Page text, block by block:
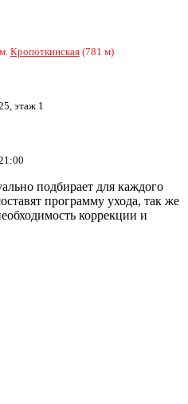
м. Кропоткинская(781 м)
этаж 1
подбирает для каждого
программу ухода, так же
коррекции и